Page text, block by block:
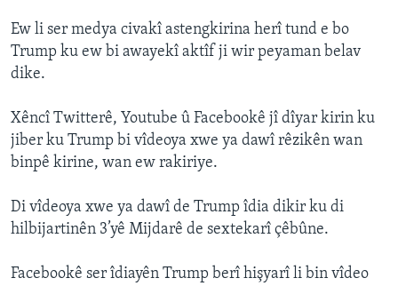
Zimanên Din
Ew li ser medya civakî astengkirina herî tund e bo
Trump ku ew bi awayekî aktîf ji wir peyaman belav
dike.
Xêncî Twitterê, Youtube û Facebookê jî dîyar kirin ku
jiber ku Trump bi vîdeoya xwe ya dawî rêzikên wan
binpê kirine, wan ew rakiriye.
Di vîdeoya xwe ya dawî de Trump îdia dikir ku di
hilbijartinên 3’yê Mijdarê de sextekarî çêbûne.
Facebookê ser îdiayên Trump berî hişyarî li bin vîdeo